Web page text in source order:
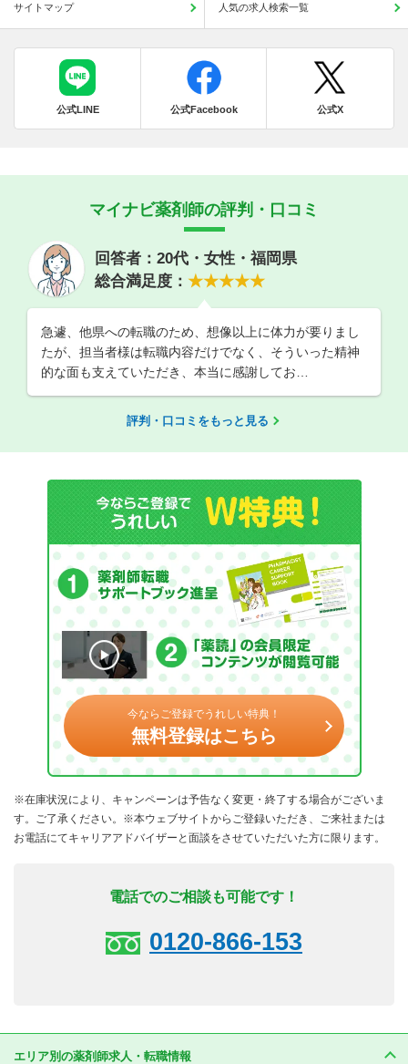
サイトマップ 人気の求人検索一覧
公式LINE 公式Facebook 公式X
マイナビ薬剤師の評判・口コミ
回答者：20代・女性・福岡県
総合満足度： ★★★★★
急遽、他県への転職のため、想像以上に体力が要りまし
たが、担当者様は転職内容だけでなく、そういった精神
的な面も支えていただき、本当に感謝してお…
評判・口コミをもっと見る
今ならご登録でうれしい特典！
無料登録はこちら
※在庫状況により、キャンペーンは予告なく変更・終了する場合がございま
す。ご了承ください。※本ウェブサイトからご登録いただき、ご来社または
お電話にてキャリアアドバイザーと面談をさせていただいた方に限ります。
電話でのご相談も可能です！
0120-866-153
エリア別の薬剤師求人・転職情報